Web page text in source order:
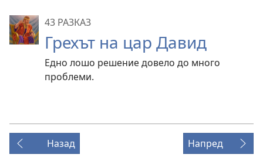
43 РАЗКАЗ
Грехът на цар Давид
Едно лошо решение довело до много
проблеми.
Назад Напред